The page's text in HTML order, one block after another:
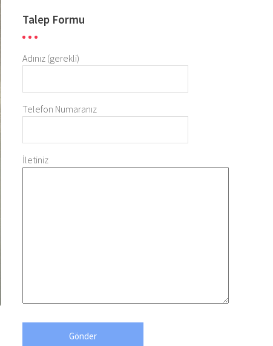
Talep Formu
Adınız (gerekli)
Telefon Numaranız
İletiniz